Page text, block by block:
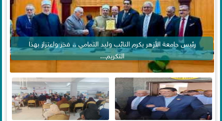
رئيس جامعة الأزهر يكرم النائب وليد التمامي .. فخر واعتزاز بهذا
التكريم...